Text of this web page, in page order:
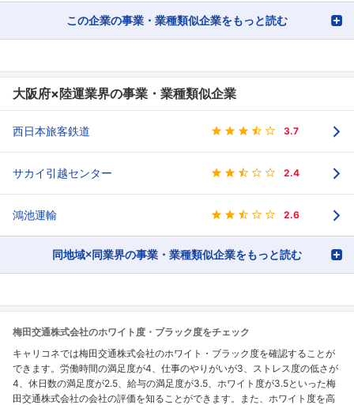
この企業の事業・業種類似企業をもっと読む
大阪府×陸運業界の事業・業種類似企業
西日本旅客鉄道 3.7
サカイ引越センター 2.4
鴻池運輸 2.6
同地域×同業界の事業・業種類似企業をもっと読む
梅田交通株式会社のホワイト度・ブラック度をチェック
キャリコネでは梅田交通株式会社のホワイト・ブラック度を確認することが
できます。労働時間の満足度が4、仕事のやりがいが3、ストレス度の低さが
4、休日数の満足度が2.5、給与の満足度が3.5、ホワイト度が3.5といった梅
田交通株式会社の会社の評価を知ることができます。また、ホワイト度を高